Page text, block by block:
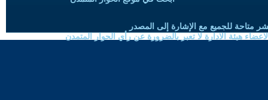
متاحة للجميع مع الإشارة إلى المصدر
هيئة الادارة لا تعبر بالضرورة عن رأي الحوار المتمدن